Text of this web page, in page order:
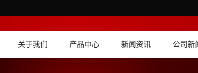
关于我们 产品中心 新闻资讯 公司新